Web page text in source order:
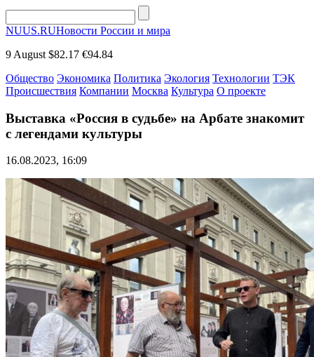
NUUS.RUНовости России и мира
9 August $82.17 €94.84
Общество Экономика Политика Экология Технологии ТЭК
Происшествия Компании Москва Культура О проекте
Выставка «Россия в судьбе» на Арбате знакомит
с легендами культуры
16.08.2023, 16:09